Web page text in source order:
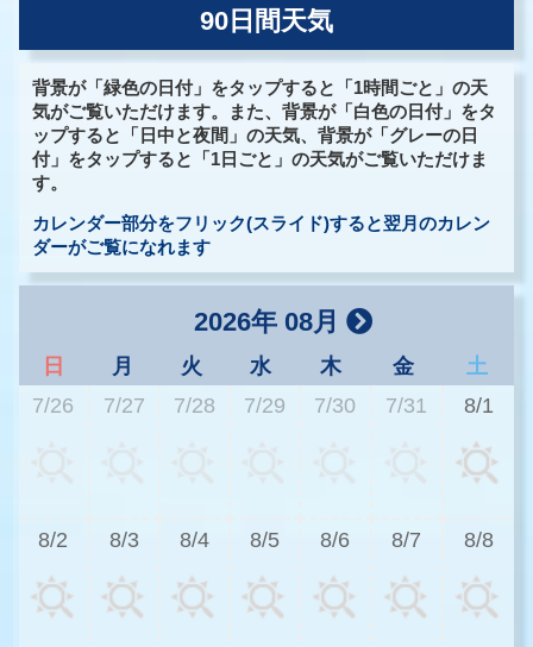
90日間天気
背景が「緑色の日付」をタップすると「1時間ごと」の天
気がご覧いただけます。また、背景が「白色の日付」をタ
ップすると「日中と夜間」の天気、背景が「グレーの日
付」をタップすると「1日ごと」の天気がご覧いただけま
す。
カレンダー部分をフリック(スライド)すると翌月のカレン
ダーがご覧になれます
2026年 08月
日 月 火 水 木 金
土
7/26
7/27 7/28 7/29 7/30 7/31 8/1
8/2 8/3 8/4 8/5 8/6 8/7 8/8